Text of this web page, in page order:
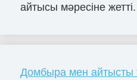
айтысы мәресіне
Домбыра мен айтысты